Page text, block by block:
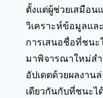
ตั้งแต่ผู้ช่วยเสมือ
วิเคราะห์ข้อมูลแล
การเสนอชื่อที่ชนะ
มาพิจารณาใหม่ส
อัปเดตด้วยผลงาน
เดียวกันกับที่ชนะไ